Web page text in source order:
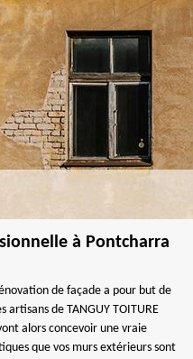
à Pontcharra
de façade a pour but de
artisans de TANGUY TOITURE
alors concevoir une vraie
que vos murs extérieurs sont